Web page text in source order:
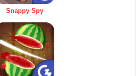
Snappy Spy